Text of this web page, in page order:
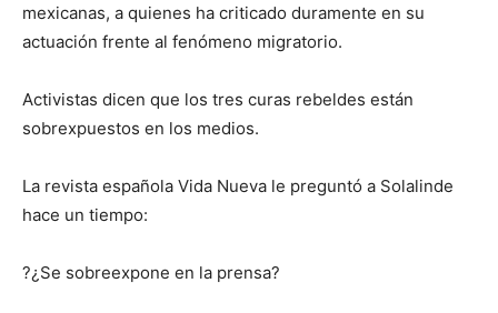
mexicanas, a quienes ha criticado duramente en su
actuación frente al fenómeno migratorio.
Activistas dicen que los tres curas rebeldes están
sobrexpuestos en los medios.
La revista española Vida Nueva le preguntó a Solalinde
hace un tiempo:
?¿Se sobreexpone en la prensa?